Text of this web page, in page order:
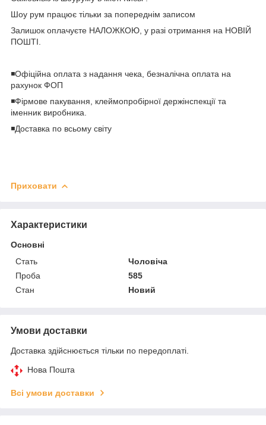
Шоу рум працює тільки за попереднім записом
Залишок оплачуєте НАЛОЖКОЮ, у разі отримання на НОВІЙ
ПОШТІ.
◾️Офіційна оплата з надання чека, безналічна оплата на
рахунок ФОП
◾️Фірмове пакування, клеймопробірної держінспекції та
іменник виробника.
◾️Доставка по всьому світу
Приховати
Характеристики
Основні
Стать
Чоловіча
Проба
585
Стан
Новий
Умови доставки
Доставка здійснюється тільки по передоплаті.
Нова Пошта
Всі умови доставки